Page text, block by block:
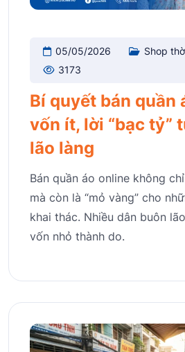
05/05/2026
Shop
3173
Bí quyết bán quần
vốn ít, lời “bạc tỷ”
lão làng
Bán quần áo online không
mà còn là “mỏ vàng” cho
khai thác. Nhiều dân buôn
vốn nhỏ thành do.